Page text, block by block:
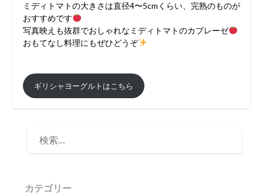
ミディトマトの大きさは直径4〜5cmくらい、完熟のものが
おすすめです
⁣写真映えも抜群でおしゃれなミディトマトのカプレーゼ
おもてなし料理にもぜひどうぞ
ギリシャヨーグルトはこちら
カテゴリー